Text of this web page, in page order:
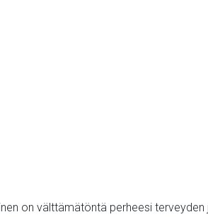
on välttämätöntä perheesi